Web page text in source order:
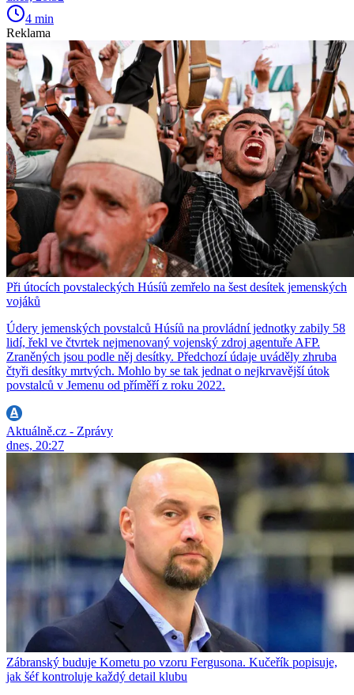
4 min
Reklama
Při útocích povstaleckých Húsíů zemřelo na šest desítek jemenských
vojáků
Údery jemenských povstalců Húsíů na provládní jednotky zabily 58
lidí, řekl ve čtvrtek nejmenovaný vojenský zdroj agentuře AFP.
Zraněných jsou podle něj desítky. Předchozí údaje uváděly zhruba
čtyři desítky mrtvých. Mohlo by se tak jednat o nejkrvavější útok
povstalců v Jemenu od příměří z roku 2022.
Aktuálně.cz - Zprávy
dnes, 20:27
Zábranský buduje Kometu po vzoru Fergusona. Kučeřík popisuje,
jak šéf kontroluje každý detail klubu